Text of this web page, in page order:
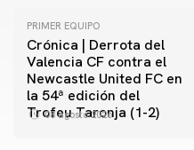
PRIMER EQUIPO
Crónica | Derrota del
Valencia CF contra el
Newcastle United FC en
la 54ª edición del
Trofeu Taronja (1-2)
08 agosto 2026